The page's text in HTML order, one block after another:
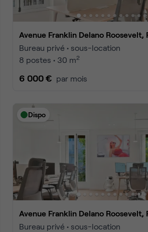
Avenue Franklin Delano Roosevelt,
Bureau privé • sous-location
8 postes • 30 m2
6 000 € par mois
Dispo
Avenue Franklin Delano Roosevelt,
Bureau privé • sous-location